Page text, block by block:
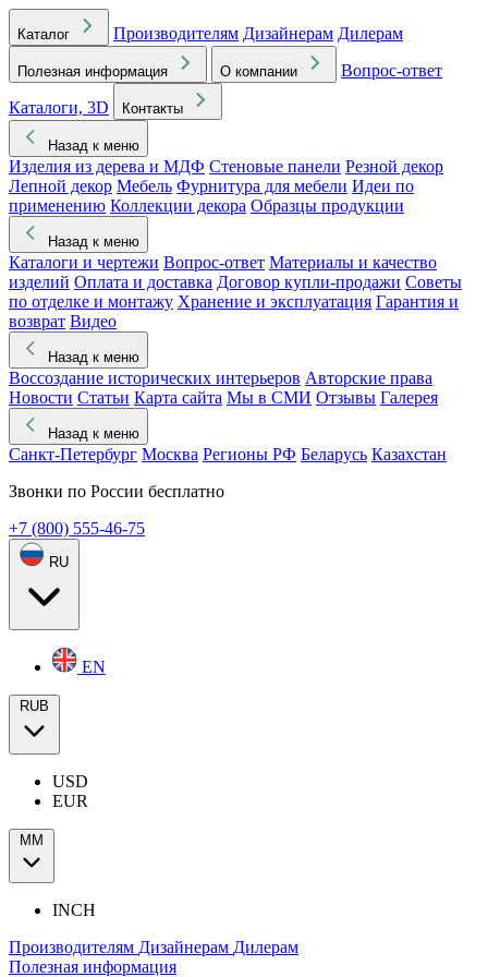
Каталог Производителям Дизайнерам Дилерам
Полезная информация О компании
Вопрос-ответ
Каталоги, 3D
Контакты
Назад к меню
Изделия из дерева и МДФ Стеновые панели Резной декор
Лепной декор Мебель Фурнитура для мебели Идеи по
применению Коллекции декора Образцы продукции
Назад к меню
Каталоги и чертежи Вопрос-ответ Материалы и качество
изделий Оплата и доставка Договор купли-продажи Советы
по отделке и монтажу Хранение и эксплуатация Гарантия и
возврат Видео
Назад к меню
Воссоздание исторических интерьеров Авторские права
Новости Статьи Карта сайта Мы в СМИ Отзывы Галерея
Назад к меню
Санкт-Петербург Москва Регионы РФ Беларусь Казахстан
Звонки по России бесплатно
+7 (800) 555-46-75
RU
EN
RUB
USD
EUR
ММ
INCH
Производителям Дизайнерам Дилерам
Полезная информация